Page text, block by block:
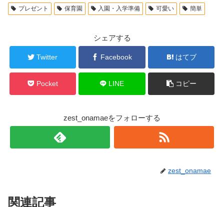
プレゼント 保育園 入園・入学準備 可愛い 簡単
シェアする
Twitter Facebook はてブ
Pocket LINE コピー
zest_onamaeをフォローする
zest_onamae
関連記事